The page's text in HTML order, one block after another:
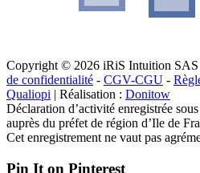
Copyright © 2026 iRiS Intuition SAS
de confidentialité - CGV-CGU -
Qualiopi | Réalisation : Donitow
Déclaration d’activité enregistrée
auprès du préfet de région d’Ile de
Cet enregistrement ne vaut pas
Pin It on Pinterest